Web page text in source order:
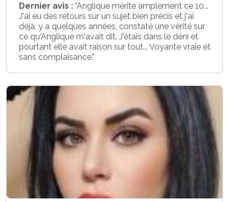
Dernier avis : "Anglique mérite amplement ce 10...
J'ai eu des retours sur un sujet bien précis et j'ai
déjà, y a quelques années, constaté une vérité sur
ce qu'Anglique m'avait dit. J'étais dans le déni et
pourtant elle avait raison sur tout... Voyante vraie et
sans complaisance."